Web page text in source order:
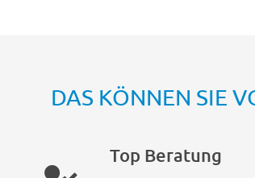
DAS KÖNNEN SIE
Top Beratung